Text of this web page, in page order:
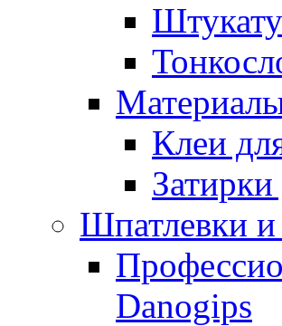
Клеи
Шпатлевки и
Danogips